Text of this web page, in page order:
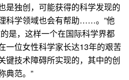
是独创，可能获得的科学发现的
科学领域也会有帮助……。”他
是，这样一个在国际科学界都
一位女性科学家长达13年的艰苦
键技术障碍所实现的，其中的创
典范。”